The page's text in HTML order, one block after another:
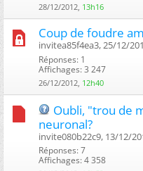
28/12/2012, 13h16
Coup de foudre
invitea85f4ea3, 25/12/
Réponses: 1
Affichages: 3 247
26/12/2012, 12h40
Oubli, "trou de
neuronal?
invite080b22c9, 13/12/
Réponses: 7
Affichages: 4 358